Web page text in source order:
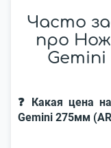
Часто
про
Gemini
❓ Какая цена
Gemini 275мм